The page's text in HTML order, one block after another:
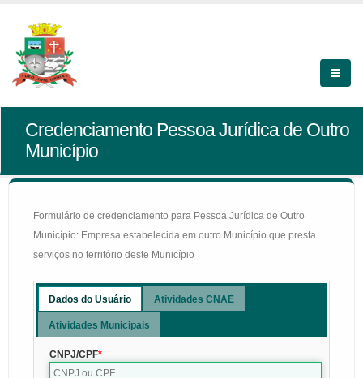
Credenciamento Pessoa Jurídica de Outro
Município
Formulário de credenciamento para Pessoa Jurídica de Outro
Município: Empresa estabelecida em outro Município que presta
serviços no território deste Município
Dados do Usuário Atividades CNAE
Atividades Municipais
CNPJ/CPF